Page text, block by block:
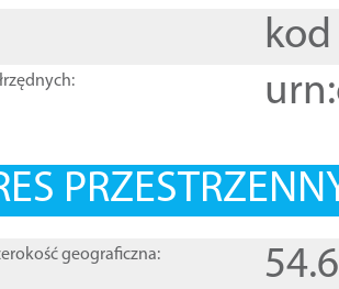
kod
geograficzna: